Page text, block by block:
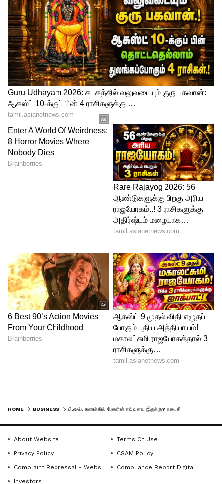
HOME BUSINESS
About Website
Terms Of Use
Privacy Policy
CSAM Policy
Complaint Redressal - Website
Compliance Report Digital
Investors